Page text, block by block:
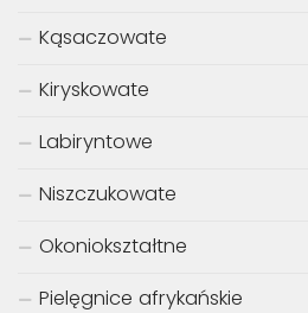
Kąsaczowate
Kiryskowate
Labiryntowe
Niszczukowate
Okoniokształtne
Pielęgnice afrykańskie